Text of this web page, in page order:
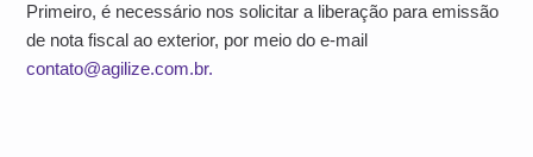
Primeiro, é necessário nos solicitar a liberação para emissão
de nota fiscal ao exterior, por meio do e-mail
contato@agilize.com.br.